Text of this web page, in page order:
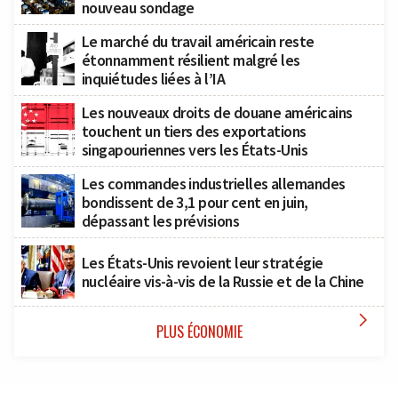
nouveau sondage
Le marché du travail américain reste
étonnamment résilient malgré les
inquiétudes liées à l’IA
Les nouveaux droits de douane américains
touchent un tiers des exportations
singapouriennes vers les États-Unis
Les commandes industrielles allemandes
bondissent de 3,1 pour cent en juin,
dépassant les prévisions
Les États-Unis revoient leur stratégie
nucléaire vis-à-vis de la Russie et de la Chine
PLUS ÉCONOMIE 